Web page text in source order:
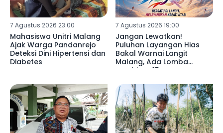
7 Agustus 2026 23:00
Mahasiswa Unitri Malang
Ajak Warga Pandanrejo
Deteksi Dini Hipertensi dan
Diabetes
7 Agustus 2026 19:00
Jangan Lewatkan!
Puluhan Layangan Hias
Bakal Warnai Langit
Malang, Ada Lomba
Sambit Rp15 Juta